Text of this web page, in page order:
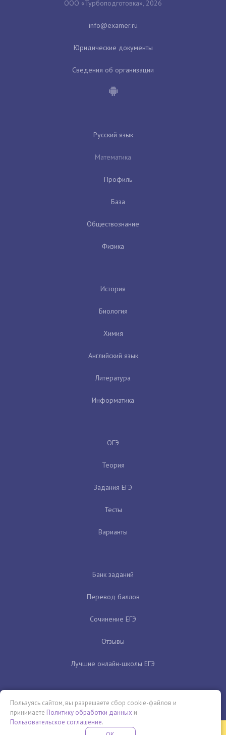
ООО «Турбоподготовка», 2026
Юридические документы
Сведения об организации
Русский язык
Математика
Профиль
База
Обществознание
Физика
История
Биология
Химия
Английский язык
Литература
Информатика
ОГЭ
Теория
Задания ЕГЭ
Тесты
Варианты
Банк заданий
Перевод баллов
Сочинение ЕГЭ
Отзывы
Лучшие онлайн-школы ЕГЭ
Пользуясь сайтом, вы разрешаете сбор cookie-файлов и
принимаете Политику обработки данных и
Пользовательское соглашение.